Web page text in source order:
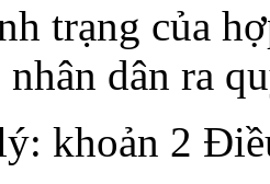
trạng của
dân ra
khoản 2